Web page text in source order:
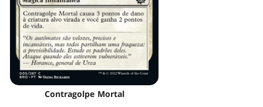
Contragolpe Mortal